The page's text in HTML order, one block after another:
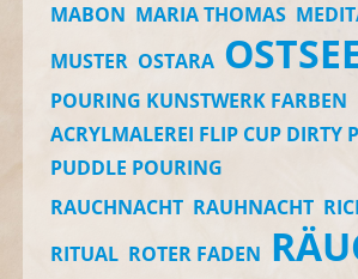
MABON MARIA THOMAS
MUSTER OSTARA
POURING KUNSTWERK FARBEN
ACRYLMALEREI FLIP CUP DIRTY
PUDDLE POURING
RAUCHNACHT RAUHNACHT
RITUAL ROTER FADEN